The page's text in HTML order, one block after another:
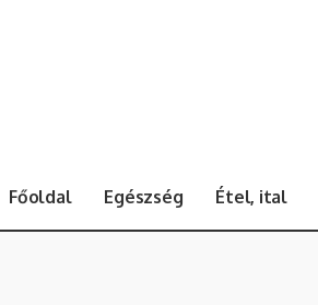
Főoldal Egészség Étel, ital